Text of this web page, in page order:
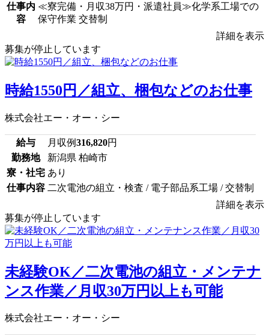
仕事内
容
≪寮完備・月収38万円・派遣社員≫化学系工場での
保守作業 交替制
詳細を表示
募集が停止しています
時給1550円／組立、梱包などのお仕事
株式会社エー・オー・シー
給与 月収例316,820円
勤務地
新潟県 柏崎市
寮・社宅 あり
仕事内容 二次電池の組立・検査 / 電子部品系工場 / 交替制
詳細を表示
募集が停止しています
未経験OK／二次電池の組立・メンテナ
ンス作業／月収30万円以上も可能
株式会社エー・オー・シー